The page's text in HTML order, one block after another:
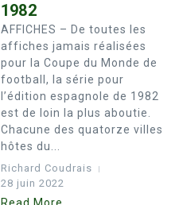
1982
AFFICHES – De toutes les
affiches jamais réalisées
pour la Coupe du Monde de
football, la série pour
l’édition espagnole de 1982
est de loin la plus aboutie.
Chacune des quatorze villes
hôtes du...
Richard Coudrais
28 juin 2022